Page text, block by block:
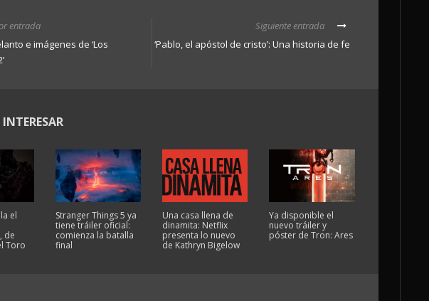
entrada
e imágenes de ‘Los
Siguiente entrada
‘Pablo, el apóstol de cristo’: Una historia de fe
INTERESAR
el
de
Toro
Stranger Things 5 ya
tiene tráiler oficial:
comienza la batalla
final
Una casa llena de
dinamita: Netflix
presenta lo nuevo
de Kathryn Bigelow
Ya disponible el
nuevo tráiler y
póster de Tron: Ares